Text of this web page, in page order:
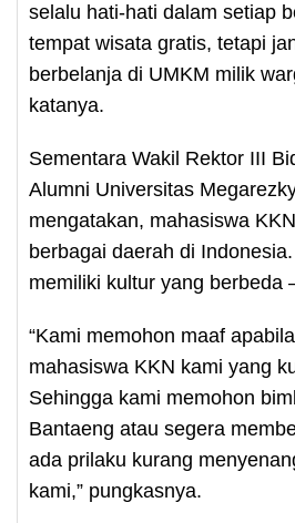
selalu hati-hati dalam setiap
tempat wisata gratis, tetapi
berbelanja di UMKM milik
katanya.
Sementara Wakil Rektor III
Alumni Universitas
mengatakan, mahasiswa
berbagai daerah di
memiliki kultur yang berbeda
“Kami memohon maaf
mahasiswa KKN kami yang
Sehingga kami memohon
Bantaeng atau segera
ada prilaku kurang
kami,” pungkasnya.